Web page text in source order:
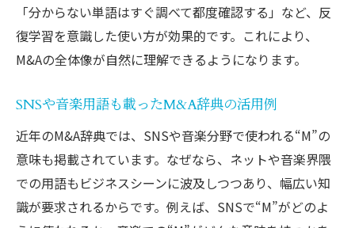
「分からない単語はすぐ調べて都度確認する」など、反
復学習を意識した使い方が効果的です。これにより、
M&Aの全体像が自然に理解できるようになります。
SNSや音楽用語も載ったM&A辞典の活用例
近年のM&A辞典では、SNSや音楽分野で使われる“M”の
意味も掲載されています。なぜなら、ネットや音楽界隈
での用語もビジネスシーンに波及しつつあり、幅広い知
識が要求されるからです。例えば、SNSで“M”がどのよ